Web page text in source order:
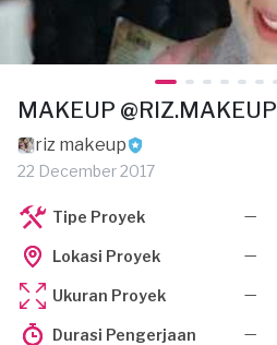
MAKEUP @RIZ.MAKEUP
riz makeup
22 December 2017
Tipe Proyek —
Lokasi Proyek —
Ukuran Proyek —
Durasi Pengerjaan —